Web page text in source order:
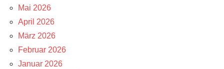
Mai 2026
April 2026
März 2026
Februar 2026
Januar 2026